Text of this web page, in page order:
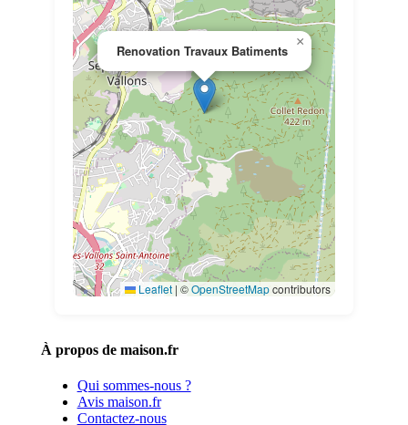
Renovation Travaux Batiments
×
Leaflet | ©OpenStreetMapcontributors
À propos de maison.fr
Qui sommes-nous ?
Avis maison.fr
Contactez-nous